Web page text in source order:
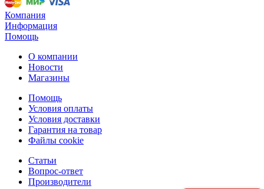
Компания
Информация
Помощь
О компании
Новости
Магазины
Помощь
Условия оплаты
Условия доставки
Гарантия на товар
Файлы cookie
Статьи
Вопрос-ответ
Производители